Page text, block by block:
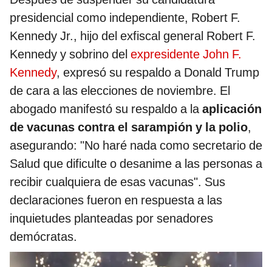
presidencial como independiente, Robert F.
Kennedy Jr., hijo del exfiscal general Robert F.
Kennedy y sobrino del expresidente John F.
Kennedy, expresó su respaldo a Donald Trump
de cara a las elecciones de noviembre. El
abogado manifestó su respaldo a laaplicación
de vacunas contra el sarampión y la polio,
asegurando: "No haré nada como secretario de
Salud que dificulte o desanime a las personas a
recibir cualquiera de esas vacunas". Sus
declaraciones fueron en respuesta a las
inquietudes planteadas por senadores
demócratas.